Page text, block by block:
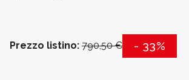
Prezzo listino: 790,50 € - 33%